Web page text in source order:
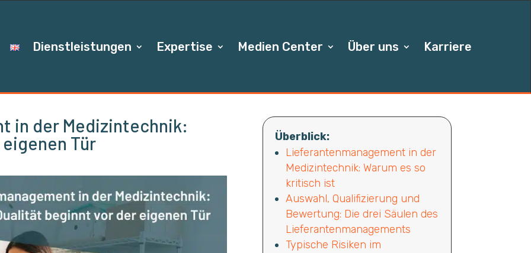
Dienstleistungen Expertise Medien Center Über uns Karriere
in der Medizintechnik:
Tür
Überblick:
Lieferantenmanagement in der
Medizintechnik: Warum es so
kritisch ist
Auswahl, Qualifizierung und
Bewertung: Die drei Säulen des
Lieferantenmanagements
Typische Risiken im